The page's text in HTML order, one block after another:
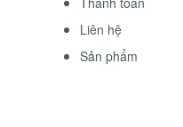
Liên hệ
Sản phẩm